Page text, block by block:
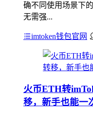
确不同使用场景下
无需强...
imtoken钱包官网
火币ETH转
移，新手也能一